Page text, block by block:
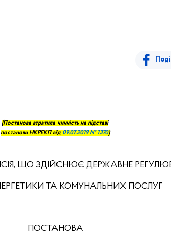
(Постанова втратила чинність на підставі
постанови НКРЕКПвід 09.07.2019 № 1370)
ЩО ЗДІЙСНЮЄ ДЕРЖАВНЕ
ТА КОМУНАЛЬНИХ ПОСЛУГ
ПОСТАНОВА